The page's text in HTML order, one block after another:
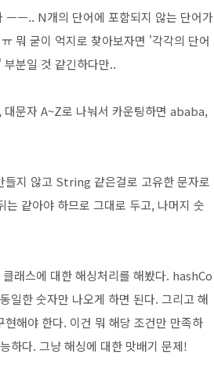
ㅡ.. N개의 단어에 포함되지 않는 단어가
뭐 굳이 억지로 찾아보자면 '각각의 단어
분일 것 같긴하다만..
문자 A~Z로 나눠서 카운팅하면 ababa,
들지 않고 String 같은걸로 고유한 문자로
같아야 하므로 그대로 두고, 나머지 숫
래스에 대한 해싱처리를 해봤다. hashCo
일한 숫자만 나오게 하면 된다. 그리고 해
해야 한다. 이건 뭐 해당 조건만 만족하
하다. 그냥 해싱에 대한 맛배기 문제!